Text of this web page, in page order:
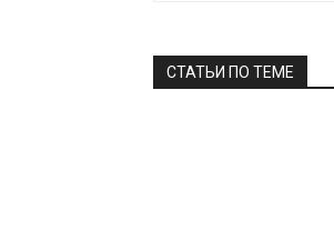
СТАТЬИ ПО ТЕМЕ